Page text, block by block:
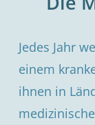
Jedes Jahr
einem
ihnen in